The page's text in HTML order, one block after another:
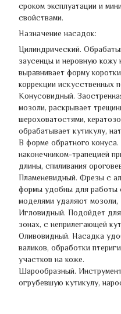
сроком эксплуатации и
свойствами.
Назначение насадок:
Цилиндрический.
заусенцы и неровную кожу
выравнивает форму
коррекции искусственных
Конусовидный.
мозоли, раскрывает
шероховатостями,
обрабатывает кутикулу,
В форме обратного
наконечником-трапецией
длины, спиливания
Пламеневидный. Фрезы с
формы удобны для работы
моделями удаляют мозоли,
Игловидный. Подойдет
зонах, с неприлегающей
Оливовидный. Насадка
валиков, обработки
участков на коже.
Шарообразный.
огрубевшую кутикулу,